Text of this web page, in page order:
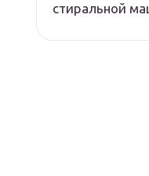
стиральной